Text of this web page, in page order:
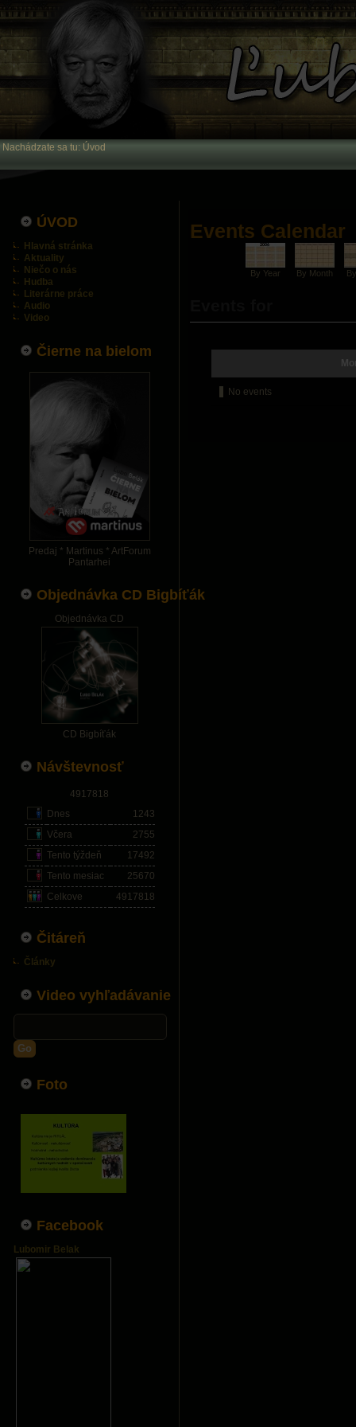
Nachádzate sa tu: Úvod
ÚVOD
Hlavná stránka
Aktuality
Niečo o nás
Hudba
Literárne práce
Audio
Video
Čierne na bielom
Predaj * Martinus * ArtForum
Pantarhei
Objednávka CD Bigbíťák
Objednávka CD
CD Bigbíťák
Návštevnosť
4917818
Dnes
1243
Včera
2755
Tento týždeň
17492
Tento mesiac
25670
Celkove
4917818
Čitáreň
Články
Video vyhľadávanie
Go
Foto
Facebook
Lubomir Belak
Events Calendar
By Year By Month
No events